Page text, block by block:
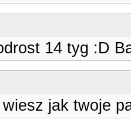
14 tyg :D
jak twoje